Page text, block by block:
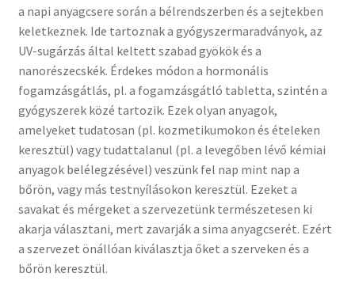
a napi anyagcsere során a bélrendszerben és a sejtekben
keletkeznek. Ide tartoznak a gyógyszermaradványok, az
UV-sugárzás által keltett szabad gyökök és a
nanorészecskék. Érdekes módon a hormonális
fogamzásgátlás, pl. a fogamzásgátló tabletta, szintén a
gyógyszerek közé tartozik. Ezek olyan anyagok,
amelyeket tudatosan (pl. kozmetikumokon és ételeken
keresztül) vagy tudattalanul (pl. a levegőben lévő kémiai
anyagok belélegzésével) veszünk fel nap mint nap a
bőrön, vagy más testnyílásokon keresztül. Ezeket a
savakat és mérgeket a szervezetünk természetesen ki
akarja választani, mert zavarják a sima anyagcserét. Ezért
a szervezet önállóan kiválasztja őket a szerveken és a
bőrön keresztül.